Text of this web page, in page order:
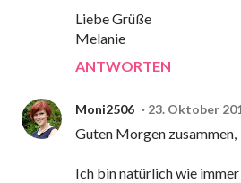
Liebe Grüße
Melanie
ANTWORTEN
Moni2506 23. Oktober
Guten Morgen zusammen,
Ich bin natürlich wie